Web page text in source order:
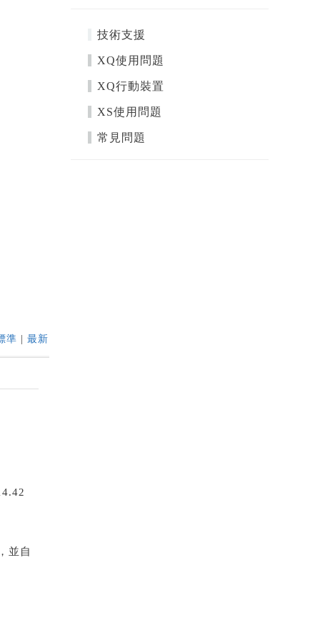
準 |最新
並自
技術支援
XQ使用問題
XQ行動裝置
XS使用問題
常見問題